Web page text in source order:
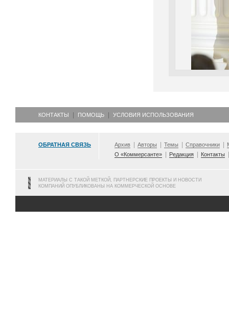
КОНТАКТЫ ПОМОЩЬ УСЛОВИЯ ИСПОЛЬЗОВАНИЯ
ОБРАТНАЯ СВЯЗЬ Архив Авторы Темы Справочники
О «Коммерсанте»
Редакция Контакты
МАТЕРИАЛЫ С ТАКОЙ МЕТКОЙ, ПАРТНЕРСКИЕ ПРОЕКТЫ И НОВОСТИ
КОМПАНИЙ ОПУБЛИКОВАНЫ НА КОММЕРЧЕСКОЙ ОСНОВЕ